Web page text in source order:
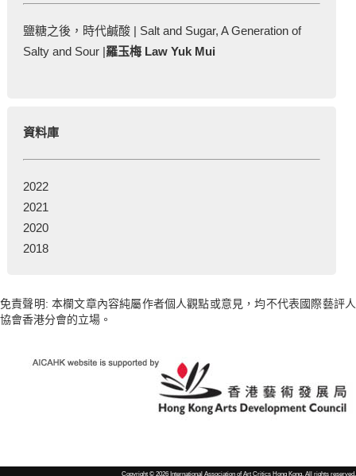
鹽糖之後，時代鹹酸 | Salt and Sugar, A Generation of
Salty and Sour |羅玉梅 Law Yuk Mui
資料庫
2022
2021
2020
2018
免責聲明: 本欄文章內容純屬作者個人觀點或意見，均不代表國際藝評人
協會香港分會的立場。
Copyright © 2026 International Association of Art Critics Hong Kong. All rights reserved.